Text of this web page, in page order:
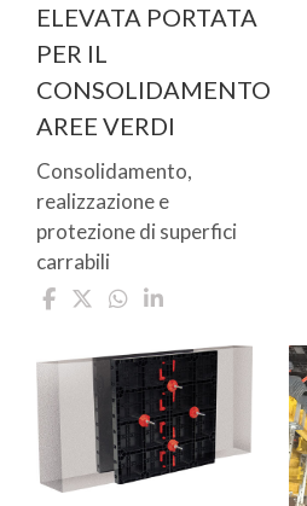
ELEVATA PORTATA
PER IL
CONSOLIDAMENTO
AREE VERDI
Consolidamento,
realizzazione e
protezione di superfici
carrabili